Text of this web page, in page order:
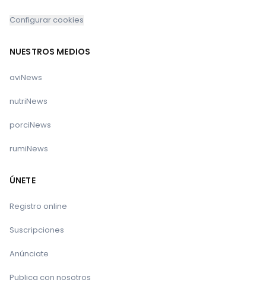
Rasquera, Cabra de las Mesetas, Cabra Galega,
Moncaína, Negra Serrana, Palmera, Payoya,
Pirenaica, Retinta, Tinerfeña, Verata.
Entrepelado, Lampiño, Manchado de Jabugo y
Especie equina caballar:
País Vasco, Cabalo de Pura Raza Galega, Cavall
Mallorquí, Cavall Pirinenc Català, Menorquina,
Losina, Marismeña, Monchina, Pottoka.
Especie equina asnal:
Configurar cookies
NUESTROS MEDIOS
aviNews
nutriNews
porciNews
rumiNews
ÚNETE
Registro online
Suscripciones
Anúnciate
Publica con nosotros